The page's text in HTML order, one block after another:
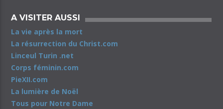
A VISITER AUSSI
La vie après la mort
La résurrection du Christ.com
Linceul Turin .net
Corps féminin.com
PieXII.com
La lumière de Noël
Tous pour Notre Dame